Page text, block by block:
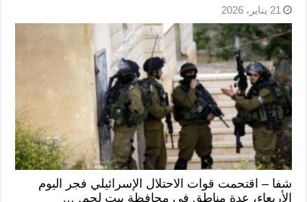
21 يناير، 2026
شفا – اقتحمت قوات الاحتلال الإسرائيلي فجر اليوم
الأربعاء، عدة مناطق في محافظة بيت لحم. …